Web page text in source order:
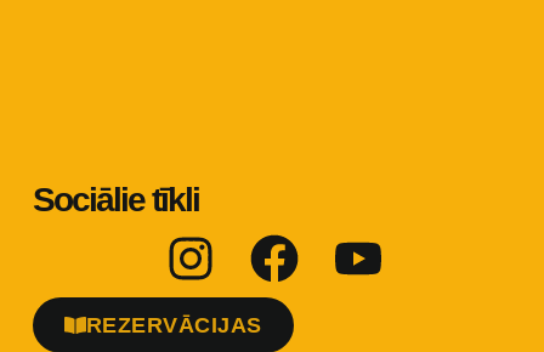
Sociālie tīkli
REZERVĀCIJAS